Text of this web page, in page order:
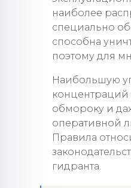
наиболее
специально
способна
поэтому для
Наибольшую
концентраций
обмороку и
оперативной
Правила
гидранта.